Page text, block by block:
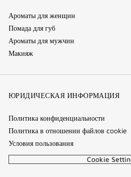
Ароматы для женщин
Помада для губ
Ароматы для мужчин
Макияж
ЮРИДИЧЕСКАЯ ИНФОРМАЦИЯ
Политика конфиденциальности
Политика в отношении файлов cookie
Условия пользования
Cookie